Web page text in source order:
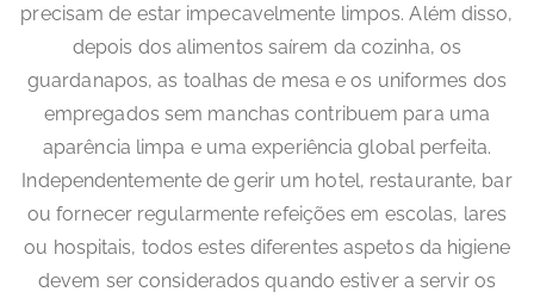
precisam de estar impecavelmente limpos. Além disso,
depois dos alimentos saírem da cozinha, os
guardanapos, as toalhas de mesa e os uniformes dos
empregados sem manchas contribuem para uma
aparência limpa e uma experiência global perfeita.
Independentemente de gerir um hotel, restaurante, bar
ou fornecer regularmente refeições em escolas, lares
ou hospitais, todos estes diferentes aspetos da higiene
devem ser considerados quando estiver a servir os